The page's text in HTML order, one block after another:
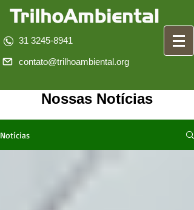
31 3245-8941
contato@trilhoambiental.org
Nossas Notícias
Notícias